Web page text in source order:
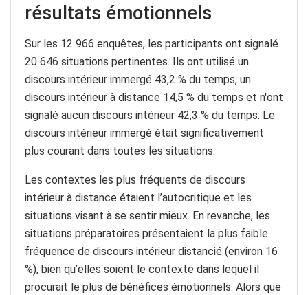
résultats émotionnels
Sur les 12 966 enquêtes, les participants ont signalé
20 646 situations pertinentes. Ils ont utilisé un
discours intérieur immergé 43,2 % du temps, un
discours intérieur à distance 14,5 % du temps et n'ont
signalé aucun discours intérieur 42,3 % du temps. Le
discours intérieur immergé était significativement
plus courant dans toutes les situations.
Les contextes les plus fréquents de discours
intérieur à distance étaient l’autocritique et les
situations visant à se sentir mieux. En revanche, les
situations préparatoires présentaient la plus faible
fréquence de discours intérieur distancié (environ 16
%), bien qu’elles soient le contexte dans lequel il
procurait le plus de bénéfices émotionnels. Alors que